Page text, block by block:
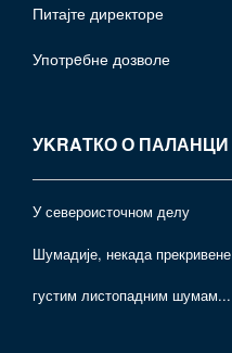
Питајте директоре
Употрeбне дозволе
УKRAТКО О ПАЛАНЦИ
У североисточном делу
Шумадије, некада прекривене
густим листопадним шумам...